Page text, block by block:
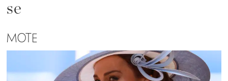
se
MOTE